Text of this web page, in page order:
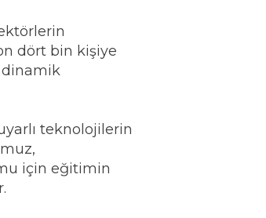
dört bin kişiye
dinamik
teknolojilerin
için eğitimin